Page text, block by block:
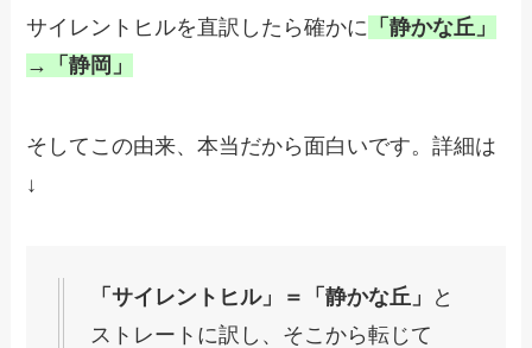
サイレントヒルを直訳したら確かに 「静かな丘」
→「静岡」
そしてこの由来、本当だから面白いです。詳細は
↓
「サイレントヒル」＝「静かな丘」
と
ストレートに訳し、そこから転じて